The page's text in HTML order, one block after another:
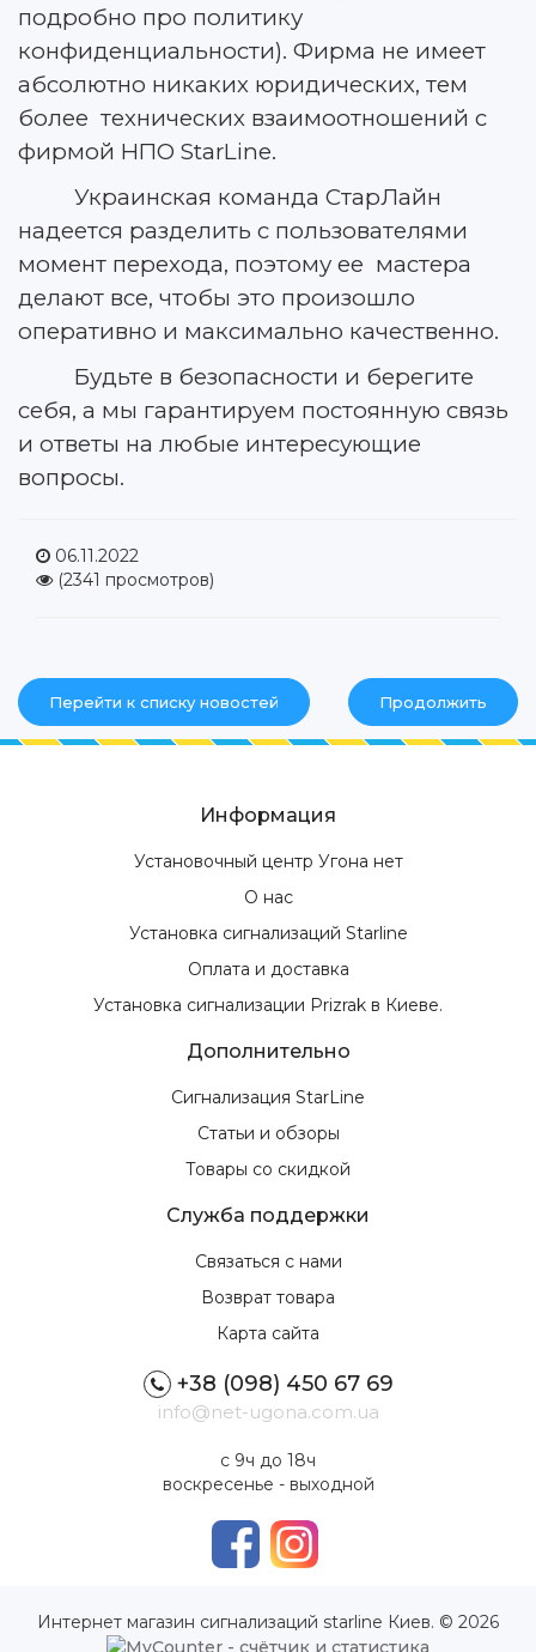
подробно про политику
конфиденциальности). Фирма не имеет
абсолютно никаких юридических, тем
более технических взаимоотношений с
фирмой НПО StarLine.
Украинская команда СтарЛайн
надеется разделить с пользователями
момент перехода, поэтому ее мастера
делают все, чтобы это произошло
оперативно и максимально качественно.
Будьте в безопасности и берегите
себя, а мы гарантируем постоянную связь
и ответы на любые интересующие
вопросы.
06.11.2022
(2341 просмотров)
Перейти к списку новостей Продолжить
Информация
Установочный центр Угона нет
О нас
Установка сигнализаций Starline
Оплата и доставка
Установка сигнализации Prizrak в Киеве.
Дополнительно
Сигнализация StarLine
Статьи и обзоры
Товары со скидкой
Служба поддержки
Связаться с нами
Возврат товара
Карта сайта
+38 (098) 450 67 69
info@net-ugona.com.ua
с 9ч до 18ч
воскресенье - выходной
Интернет магазин сигнализаций starline Киев. © 2026